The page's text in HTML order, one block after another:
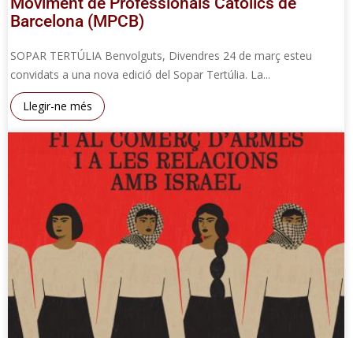
Barcelona (MPCB)
SOPAR TERTÚLIA Benvolguts, Divendres 24 de març esteu
convidats a una nova edició del Sopar Tertúlia. La...
Llegir-ne més